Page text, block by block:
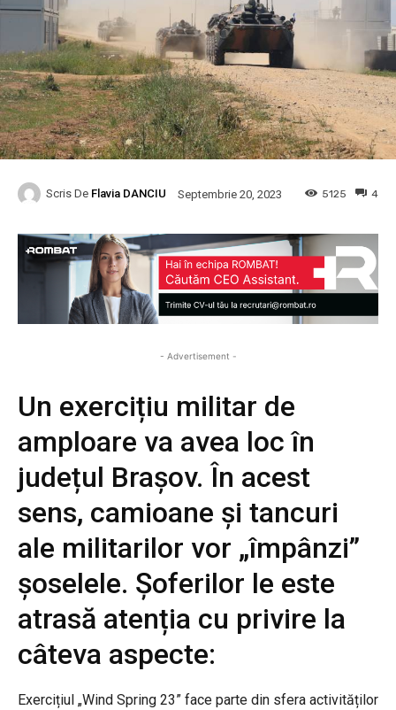
Scris De Flavia DANCIU Septembrie 20, 2023 4
5125
- Advertisement -
Un exercițiu militar de
amploare va avea loc în
județul Brașov. În acest
sens, camioane și tancuri
ale militarilor vor „împânzi”
șoselele. Șoferilor le este
atrasă atenția cu privire la
câteva aspecte:
Exercițiul „Wind Spring 23” face parte din sfera activităților